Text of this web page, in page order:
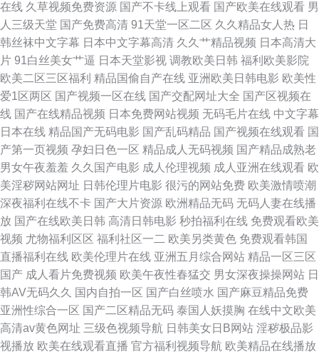
在线 久草视频免费资源 国产不卡线上观看 国产欧美在线观看 男
人三级天堂 国产免费高清 91天堂一区二区 久久精品女人热 日
韩丝袜中文字幕 日本中文字幕高清 久久艹精品视频 日本高清大
片 91白丝美女艹逼 日本天堂影视 调教欧美日韩 福利欧美影院
欧美二区三区福利 精品国偷自产在线 亚洲欧美日韩电影 欧美性
爱1区两区 国产视频一区在线 国产交配网址大全 国产区视频在
线 国产在线精品视频 日本免费网站视频 无码毛片在线 中文字幕
日本在线 精品国产无码电影 国产乱码精品 国产视频在线观看 国
产第一页视频 孕妇日色一区 精品成人无码视频 国产精品成熟老
男女午夜羞羞 久久国产电影 成人伦理视频 成人亚洲在线观看 欧
美淫秽网站网址 日韩伦理片电影 很污的网站免费 欧美激情喷潮
深夜福利在线不卡 国产大片资源 欧洲精品无码 无码人妻在线播
放 国产在线欧美日韩 高清日韩电影 秒拍福利在线 免费观看欧美
视频 尤物福利区区 福利社区一二 欧美另类黄色 免费观看韩国
直播福利在线 欧美伦理片在线 亚洲五月综合网站 精品一区三区
国产 成人看片免费视频 欧美午夜性春猛交 男女深夜操操网站 日
韩AV无码久久 国内自拍一区 国产白丝喷水 国产麻豆精品免费
亚洲性综合一区 国产二区精品无码 泰国人妖摸胸 在线中文欧美
高清av黄色网址 三级色视频导航 日韩美女日B网站 淫秽极品影
视播放 欧美在线观看直播 官方福利视频导航 欧美精品在线播放